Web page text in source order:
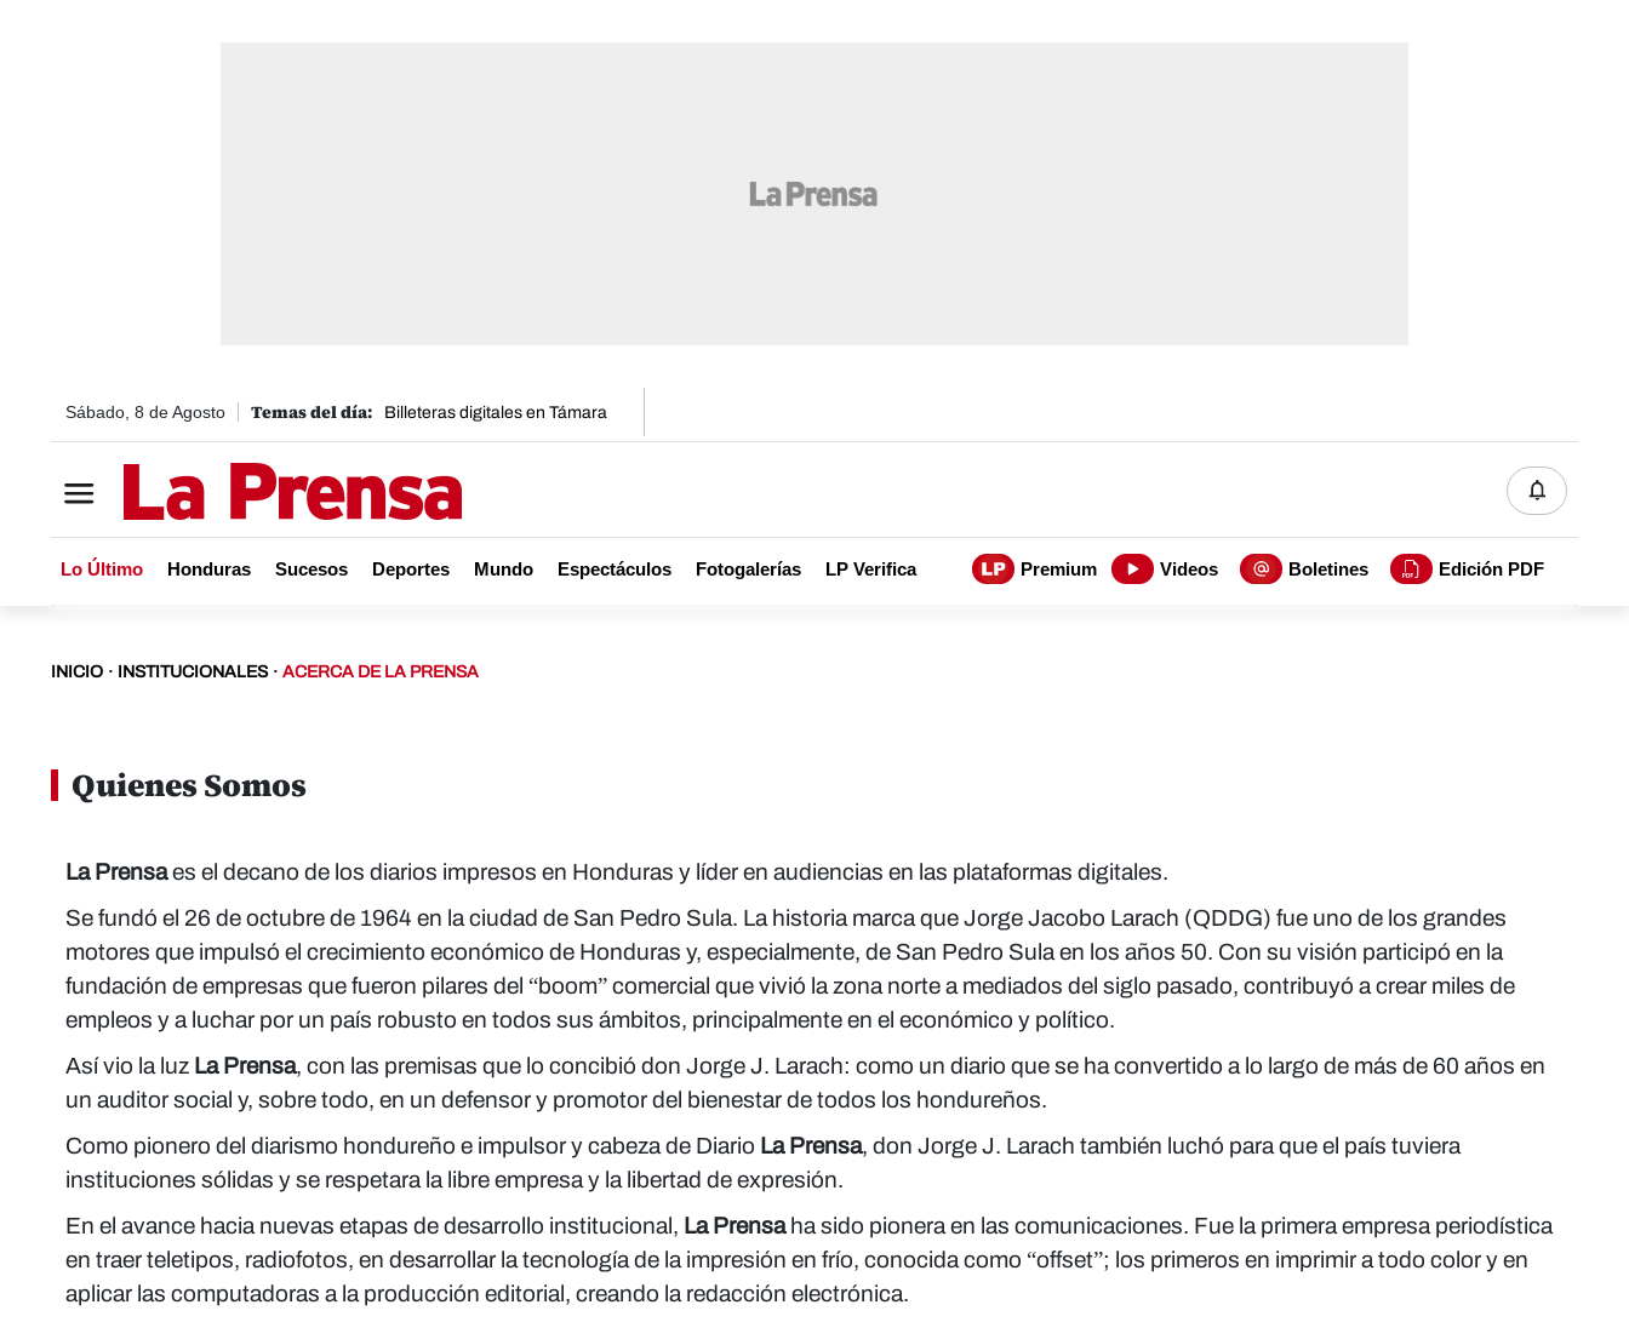
Sábado, 8 de Agosto Billeteras digitales en Támara
Lo Último Honduras Sucesos Deportes Mundo Espectáculos Fotogalerías LP Verifica Premium Videos Boletines Edición PDF
INICIO · INSTITUCIONALES · ACERCA DE LA PRENSA
Quienes Somos
La Prensaes el decano de los diarios impresos en Honduras y líder en audiencias en las plataformas digitales.
Se fundó el 26 de octubre de 1964 en la ciudad de San Pedro Sula. La historia marca que Jorge Jacobo Larach (QDDG) fue uno de los grandes
motores que impulsó el crecimiento económico de Honduras y, especialmente, de San Pedro Sula en los años 50. Con su visión participó en la
fundación de empresas que fueron pilares del “boom” comercial que vivió la zona norte a mediados del siglo pasado, contribuyó a crear miles de
empleos y a luchar por un país robusto en todos sus ámbitos, principalmente en el económico y político.
Así vio la luz La Prensa, con las premisas que lo concibió don Jorge J. Larach: como un diario que se ha convertido a lo largo de más de 60 años en
un auditor social y, sobre todo, en un defensor y promotor del bienestar de todos los hondureños.
Como pionero del diarismo hondureño e impulsor y cabeza de Diario La Prensa, don Jorge J. Larach también luchó para que el país tuviera
instituciones sólidas y se respetara la libre empresa y la libertad de expresión.
En el avance hacia nuevas etapas de desarrollo institucional, La Prensaha sido pionera en las comunicaciones. Fue la primera empresa periodística
en traer teletipos, radiofotos, en desarrollar la tecnología de la impresión en frío, conocida como “offset”; los primeros en imprimir a todo color y en
aplicar las computadoras a la producción editorial, creando la redacción electrónica.